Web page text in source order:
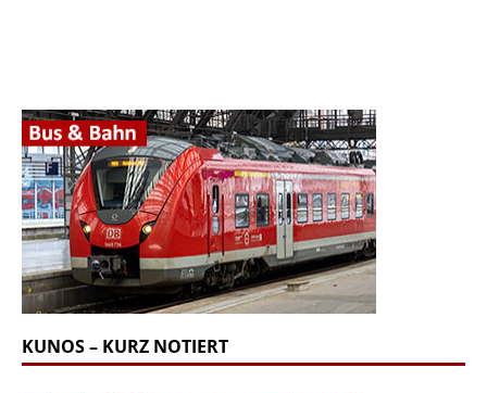
KUNOS – KURZ NOTIERT